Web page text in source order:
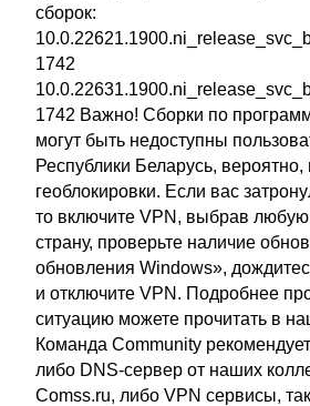
сборок:
1742
1742 Важно! Сборки по
могут быть недоступны
Республики Беларусь, вероятно,
геоблокировки. Если вас
то включите VPN, выбрав
страну, проверьте наличие
обновления Windows»,
и отключите VPN. Подробнее
ситуацию можете прочитать в
Команда Community
либо DNS-сервер от наших
Comss.ru, либо VPN сервисы,